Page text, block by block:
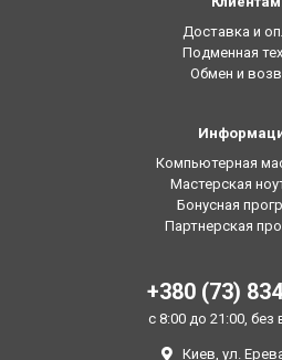
Доставка и
Подменная
Обмен и
Компьютерная
Мастерская
Бонусная
Партнерская
+380 (73)
с 8:00 до 21:00,
Киев, ул.